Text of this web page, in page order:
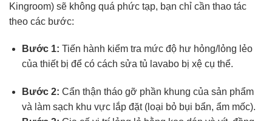
Kingroom) sẽ không quá phức tạp, bạn chỉ cần thao tác
theo các bước:
Bước 1: Tiến hành kiểm tra mức độ hư hỏng/lỏng lẻo
của thiết bị để có cách sửa tủ lavabo bị xệ cụ thể.
Bước 2: Cẩn thận tháo gỡ phần khung của sản phẩm
và làm sạch khu vực lắp đặt (loại bỏ bụi bẩn, ẩm mốc).